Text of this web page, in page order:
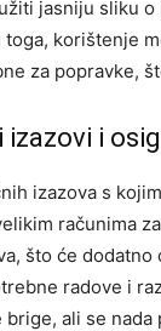
jasniju sliku
toga, korištenje
za popravke,
izazovi i
izazova s
računima
što će
radove i
ali se